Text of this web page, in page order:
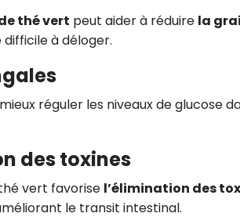
thé vert peut aider à réduire la
à déloger.
réguler les niveaux de glucose
des toxines
vert favorise l’élimination des
le transit intestinal.